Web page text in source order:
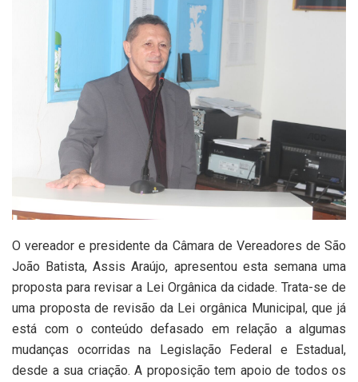
O vereador e presidente da Câmara de Vereadores de São
João Batista, Assis Araújo, apresentou esta semana uma
proposta para revisar a Lei Orgânica da cidade. Trata-se de
uma proposta de revisão da Lei orgânica Municipal, que já
está com o conteúdo defasado em relação a algumas
mudanças ocorridas na Legislação Federal e Estadual,
desde a sua criação. A proposição tem apoio de todos os